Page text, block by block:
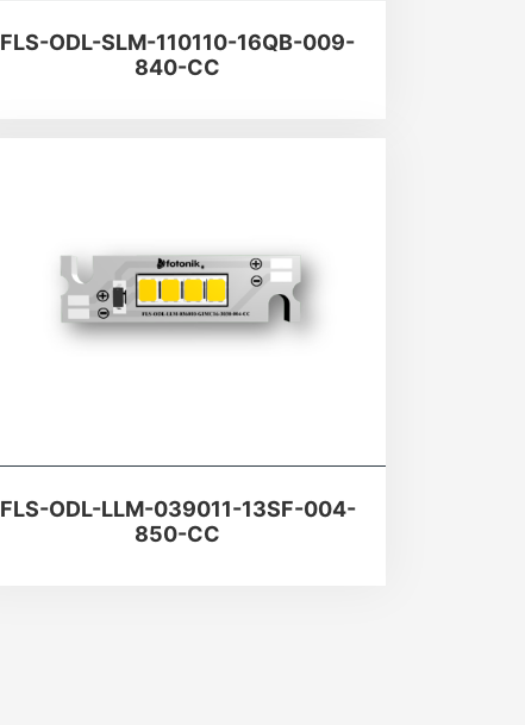
FLS-ODL-SLM-110110-16QB-009-
840-CC
FLS-ODL-LLM-039011-13SF-004-
850-CC